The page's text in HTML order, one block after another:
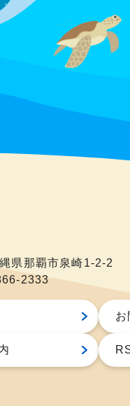
県那覇市泉崎1-2-2
2333
お